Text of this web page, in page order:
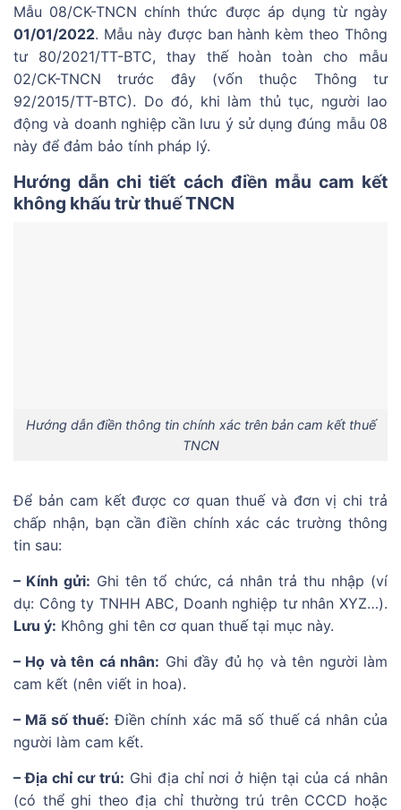
Mẫu 08/CK-TNCN chính thức được áp dụng từ ngày
01/01/2022. Mẫu này được ban hành kèm theo Thông
tư 80/2021/TT-BTC, thay thế hoàn toàn cho mẫu
02/CK-TNCN trước đây (vốn thuộc Thông tư
92/2015/TT-BTC). Do đó, khi làm thủ tục, người lao
động và doanh nghiệp cần lưu ý sử dụng đúng mẫu 08
này để đảm bảo tính pháp lý.
Hướng dẫn chi tiết cách điền mẫu cam kết
không khấu trừ thuế TNCN
Hướng dẫn điền thông tin chính xác trên bản cam kết thuế
TNCN
Để bản cam kết được cơ quan thuế và đơn vị chi trả
chấp nhận, bạn cần điền chính xác các trường thông
tin sau:
– Kính gửi: Ghi tên tổ chức, cá nhân trả thu nhập (ví
dụ: Công ty TNHH ABC, Doanh nghiệp tư nhân XYZ…).
Lưu ý: Không ghi tên cơ quan thuế tại mục này.
– Họ và tên cá nhân: Ghi đầy đủ họ và tên người làm
cam kết (nên viết in hoa).
– Mã số thuế: Điền chính xác mã số thuế cá nhân của
người làm cam kết.
– Địa chỉ cư trú: Ghi địa chỉ nơi ở hiện tại của cá nhân
(có thể ghi theo địa chỉ thường trú trên CCCD hoặc